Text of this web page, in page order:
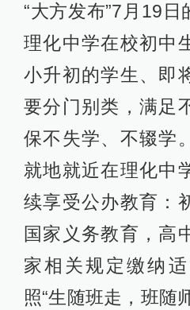
“大方发布”7月19
理化中学在校初中
小升初的学生、即
要分门别类，满足
保不失学、不辍学
就地就近在理化中
续享受公办教育：
国家义务教育，高
家相关规定缴纳
照“生随班走，班随